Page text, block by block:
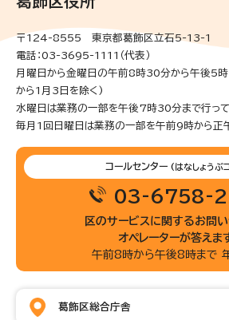
〒124-8555 東京都葛飾区立石5-13-1
電話：03-3695-1111（代表）
月曜日から金曜日の午前8時30分から午後5時
から1月3日を除く)
水曜日は業務の一部を午後7時30分まで行って
毎月1回日曜日は業務の一部を午前9時から正
コールセンター (はなしょうぶ
03-6758-
区のサービスに関するお問
オペレーターが答えま
午前8時から午後8時まで
葛飾区総合庁舎